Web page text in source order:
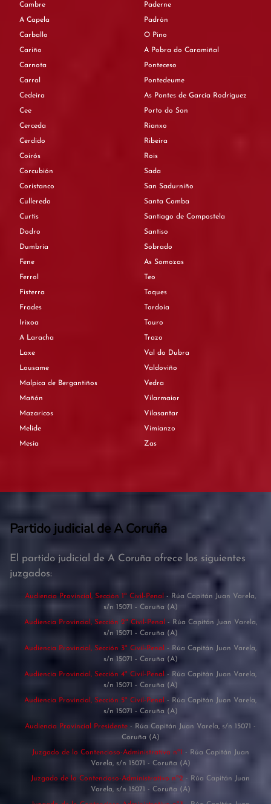
Cambre
A Capela
Carballo
Cariño
Carnota
Carral
Cedeira
Cee
Cerceda
Cerdido
Coirós
Corcubión
Coristanco
Culleredo
Curtis
Dodro
Dumbría
Fene
Ferrol
Fisterra
Frades
Irixoa
A Laracha
Laxe
Lousame
Malpica de Bergantiños
Mañón
Mazaricos
Melide
Mesía
Paderne
Padrón
O Pino
A Pobra do Caramiñal
Ponteceso
Pontedeume
As Pontes de García Rodríguez
Porto do Son
Rianxo
Ribeira
Rois
Sada
San Sadurniño
Santa Comba
Santiago de Compostela
Santiso
Sobrado
As Somozas
Teo
Toques
Tordoia
Touro
Trazo
Val do Dubra
Valdoviño
Vedra
Vilarmaior
Vilasantar
Vimianzo
Zas
Partido judicial de A Coruña
El partido judicial de A Coruña ofrece los siguientes
juzgados:
Audiencia Provincial, Sección 1ª Civil-Penal - Rúa Capitán Juan Varela,
s/n 15071 - Coruña (A)
Audiencia Provincial, Sección 2ª Civil-Penal - Rúa Capitán Juan Varela,
s/n 15071 - Coruña (A)
Audiencia Provincial, Sección 3ª Civil-Penal - Rúa Capitán Juan Varela,
s/n 15071 - Coruña (A)
Audiencia Provincial, Sección 4ª Civil-Penal - Rúa Capitán Juan Varela,
s/n 15071 - Coruña (A)
Audiencia Provincial, Sección 5ª Civil-Penal - Rúa Capitán Juan Varela,
s/n 15071 - Coruña (A)
Audiencia Provincial Presidente - Rúa Capitán Juan Varela, s/n 15071 -
Coruña (A)
Juzgado de lo Contencioso-Administrativo nº1 - Rúa Capitán Juan
Varela, s/n 15071 - Coruña (A)
Juzgado de lo Contencioso-Administrativo nº2 - Rúa Capitán Juan
Varela, s/n 15071 - Coruña (A)